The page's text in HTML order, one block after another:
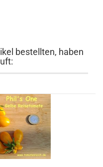
bestellten, haben